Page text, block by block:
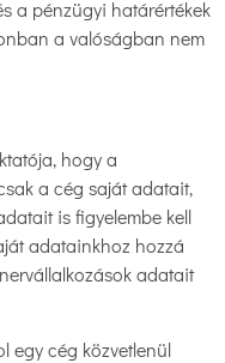
a pénzügyi határértékek
a valóságban nem
hogy a
a cég saját adatait,
is figyelembe kell
adatainkhoz hozzá
adatait
egy cég közvetlenül